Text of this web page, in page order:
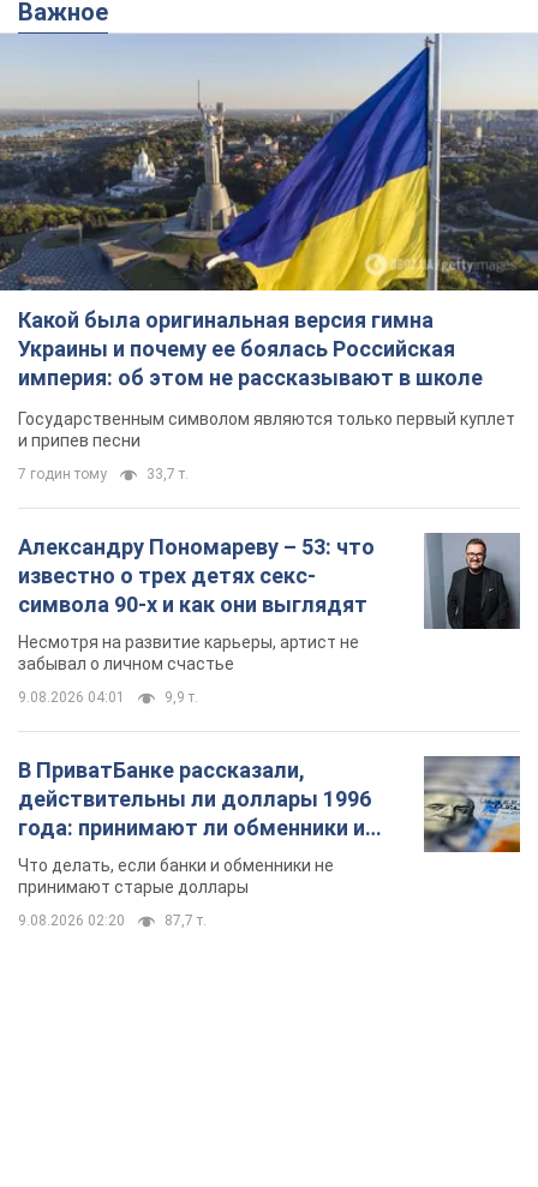
Какой была оригинальная версия гимна
Украины и почему ее боялась Российская
империя: об этом не рассказывают в школе
Государственным символом являются только первый куплет
и припев песни
7 годин тому 33,7 т.
Александру Пономареву – 53: что
известно о трех детях секс-
символа 90-х и как они выглядят
забывал о личном счастье
В ПриватБанке рассказали,
действительны ли доллары 1996
года: принимают ли обменники и
банки такие купюры
принимают старые доллары